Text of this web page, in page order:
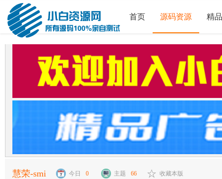
首页 源码资源 精
慧荣-smi 今日 0 主题 66 收藏本版